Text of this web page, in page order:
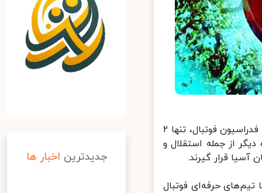
پس از بررسی شرایط ۱۶ تیم حاضر در لیگ برتر توسط کمیته حرفه‌ای سازی فدراسیون فوتبال، تنها ۲
به کسب پروانه حرفه‌ای شدند و ۱۴ باشگاه دیگر از جمله استقلال و
قرار گیرند.
حرفه‌ای فوتبال
جدیدترین اخبار ها